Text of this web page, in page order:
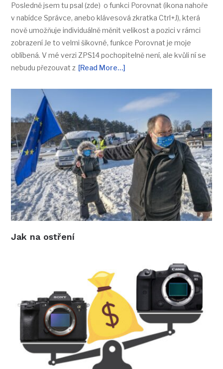
Posledně jsem tu psal (zde) o funkci Porovnat (ikona nahoře
v nabídce Správce, anebo klávesová zkratka Ctrl+J), která
nově umožňuje individuálně měnit velikost a pozici v rámci
zobrazení Je to velmi šikovné, funkce Porovnat je moje
oblíbená. V mé verzi ZPS14 pochopitelně není, ale kvůli ní se
nebudu přezouvat z [Read More…]
Jak na ostření